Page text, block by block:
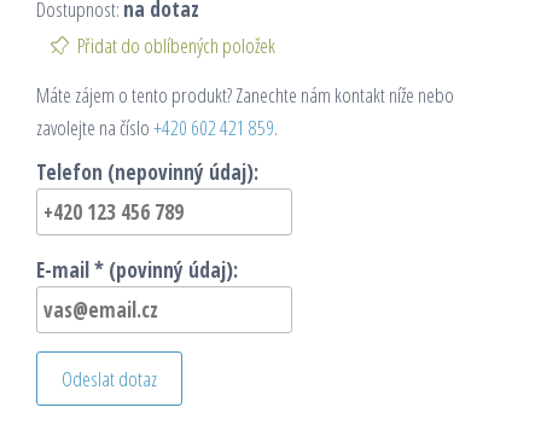
Dostupnost: na dotaz
Přidat do oblíbených položek
Máte zájem o tento produkt? Zanechte nám kontakt níže nebo
zavolejte na číslo+420 602 421 859.
Telefon (nepovinný údaj):
E-mail * (povinný údaj):
Odeslat dotaz